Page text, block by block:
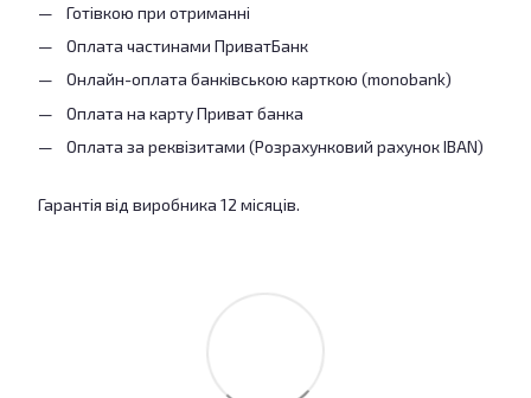
Готівкою при отриманні
Оплата частинами ПриватБанк
Онлайн-оплата банківською карткою (monobank)
Оплата на карту Приват банка
Оплата за реквізитами (Розрахунковий рахунок IBAN)
Гарантія від виробника 12 місяців.